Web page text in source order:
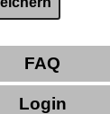
FAQ
Login